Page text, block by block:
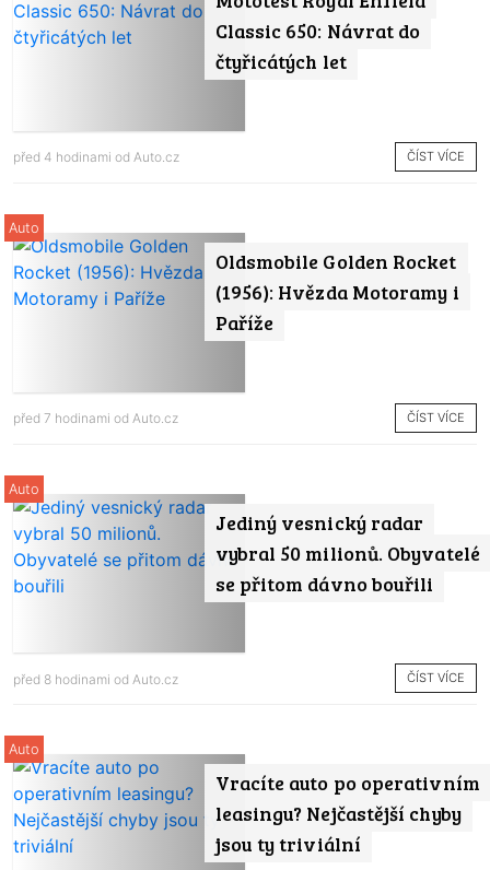
Classic 650: Návrat do
čtyřicátých let
před 4 hodinami od Auto.cz ČÍST VÍCE
Oldsmobile Golden Rocket
(1956): Hvězda Motoramy i
Paříže
Auto
před 7 hodinami od Auto.cz ČÍST VÍCE
Jediný vesnický radar
vybral 50 milionů. Obyvatelé
se přitom dávno bouřili
Auto
před 8 hodinami od Auto.cz ČÍST VÍCE
Vracíte auto po operativním
leasingu? Nejčastější chyby
jsou ty triviální
Auto